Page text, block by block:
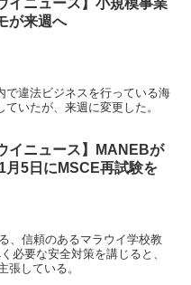
イニュース】小規模事業
が来週へ
で違法ビジネスを行っている海
いたが、来週に変更した。
イニュース】MANEBが
月5日にMSCE再試験を
、信頼のあるマラウイ学校教
必要な安全対策を講じると、
張している。